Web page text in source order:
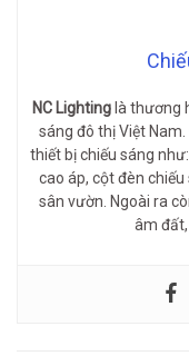
NC Lightinglà thương
sáng đô thị Việt
thiết bị chiếu sáng
cao áp, cột đèn chiếu
sân vườn. Ngoài ra
âm đất,